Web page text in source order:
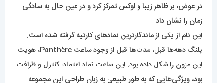
در عوض، بر ظاهر زیبا و لوکس تمرکز کرد و در عین حال به سادگی
زمان را نشان داد.
این نام از یکی از ماندگارترین نمادهای کارتیه گرفته شده است.
پلنگ دهه‌ها قبل، مدت‌ها قبل از وجود ساعت Panthère، هویت
این مزون را شکل داده بود. این ساعت نماد اعتماد، کنترل و ظرافت
بود، ویژگی‌هایی که به طور طبیعی به زبان طراحی این مجموعه